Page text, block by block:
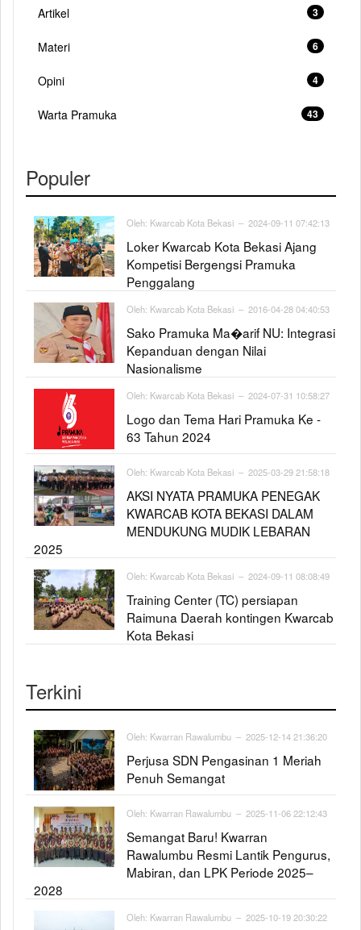
Artikel 3
Materi 6
Opini 4
Warta Pramuka 43
Populer
Oleh: Kwarcab Kota Bekasi – 2024-09-11 07:42:13
Loker Kwarcab Kota Bekasi Ajang
Kompetisi Bergengsi Pramuka
Penggalang
Oleh: Kwarcab Kota Bekasi – 2016-04-28 04:40:53
Sako Pramuka Ma�arif NU: Integrasi
Kepanduan dengan Nilai
Nasionalisme
Oleh: Kwarcab Kota Bekasi – 2024-07-31 10:58:27
Logo dan Tema Hari Pramuka Ke -
63 Tahun 2024
Oleh: Kwarcab Kota Bekasi – 2025-03-29 21:58:18
AKSI NYATA PRAMUKA PENEGAK
KWARCAB KOTA BEKASI DALAM
MENDUKUNG MUDIK LEBARAN
2025
Oleh: Kwarcab Kota Bekasi – 2024-09-11 08:08:49
Training Center (TC) persiapan
Raimuna Daerah kontingen Kwarcab
Kota Bekasi
Terkini
Oleh: Kwarran Rawalumbu – 2025-12-14 21:36:20
Perjusa SDN Pengasinan 1 Meriah
Penuh Semangat
Oleh: Kwarran Rawalumbu – 2025-11-06 22:12:43
Semangat Baru! Kwarran
Rawalumbu Resmi Lantik Pengurus,
Mabiran, dan LPK Periode 2025–
2028
Oleh: Kwarran Rawalumbu – 2025-10-19 20:30:22